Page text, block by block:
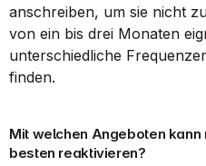
anschreiben, um sie nicht
von ein bis drei Monaten
unterschiedliche
finden.
Mit welchen Angeboten
besten reaktivieren?